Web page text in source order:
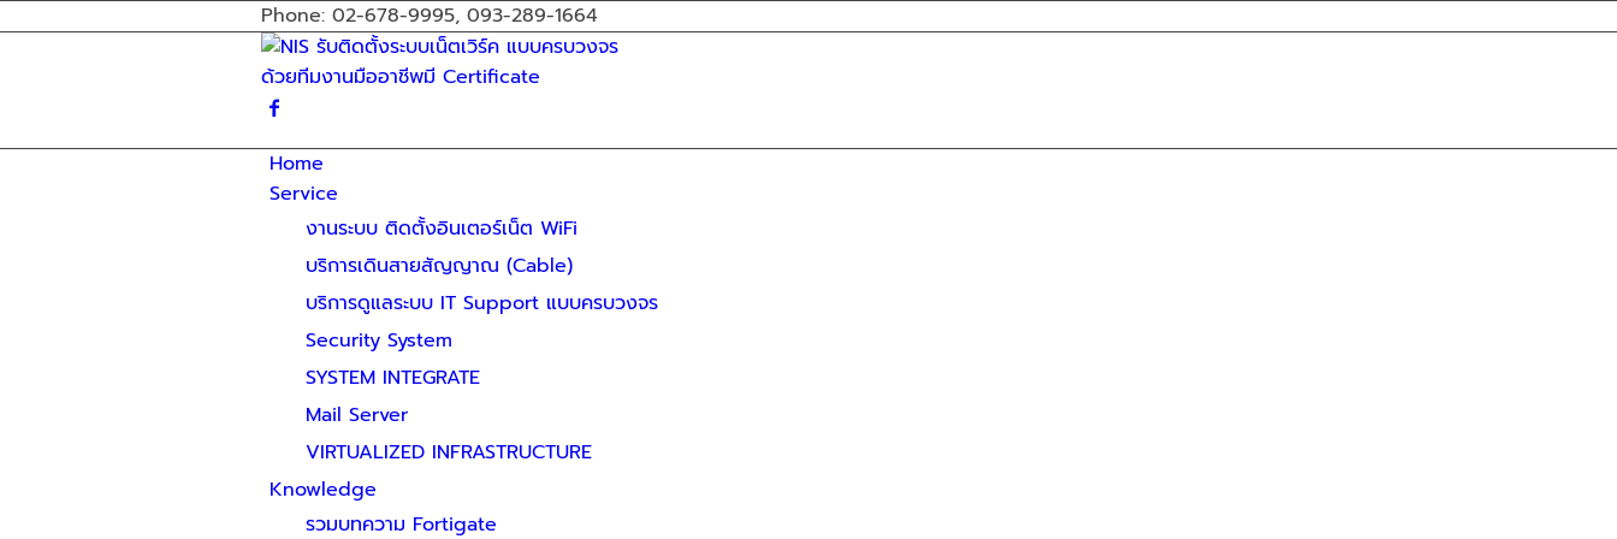
Phone: 02-678-9995, 093-289-1664
Home
Service
งานระบบ ติดตั้งอินเตอร์เน็ต WiFi
บริการเดินสายสัญญาณ (Cable)
บริการดูแลระบบ IT Support แบบครบวงจร
Security System
SYSTEM INTEGRATE
Mail Server
VIRTUALIZED INFRASTRUCTURE
Knowledge
รวมบทความ Fortigate